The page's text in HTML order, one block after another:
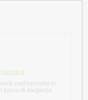
confezionato in
tocco di eleganza.